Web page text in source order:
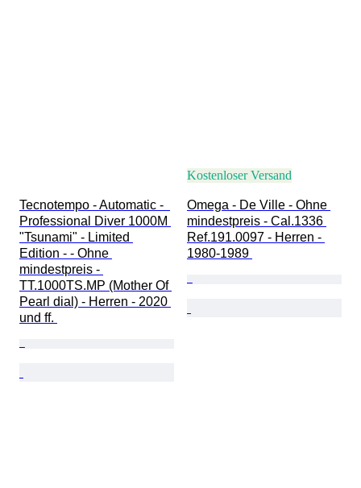
Tecnotempo - Automatic -
Professional Diver 1000M
"Tsunami" - Limited
Edition - - Ohne
mindestpreis -
TT.1000TS.MP (Mother Of
Pearl dial) - Herren - 2020
und ff.
Kostenloser Versand
Omega - De Ville - Ohne
mindestpreis - Cal.1336
Ref.191.0097 - Herren -
1980-1989